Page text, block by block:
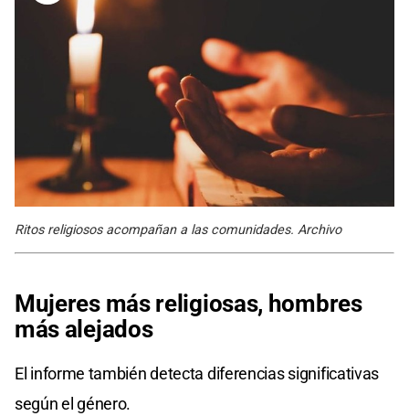
Ritos religiosos acompañan a las comunidades. Archivo
Mujeres más religiosas, hombres
más alejados
El informe también detecta diferencias significativas
según el género.